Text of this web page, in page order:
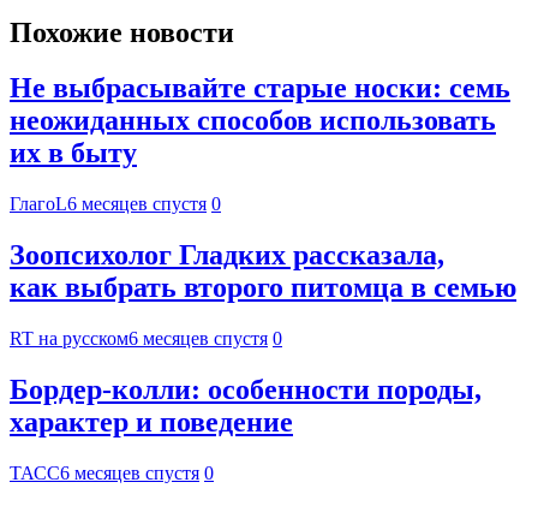
Похожие новости
Не выбрасывайте старые носки: семь
неожиданных способов использовать
их в быту
ГлагоL6 месяцев спустя 0
Зоопсихолог Гладких рассказала,
как выбрать второго питомца в семью
RT на русском6 месяцев спустя 0
Бордер-колли: особенности породы,
характер и поведение
ТАСС6 месяцев спустя 0